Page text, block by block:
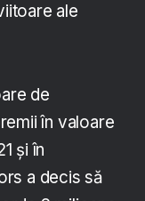
ale
de
în valoare
și în
a decis să